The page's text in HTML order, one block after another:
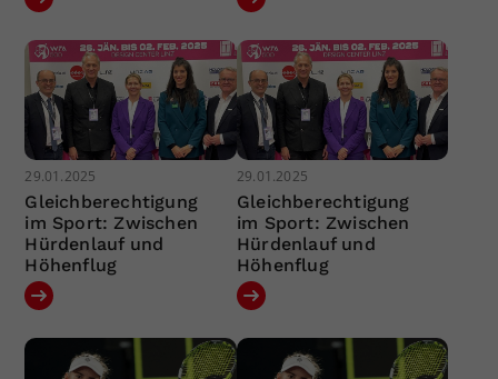
29.01.2025
Gleichberechtigung
im Sport: Zwischen
Hürdenlauf und
Höhenflug
29.01.2025
Gleichberechtigung
im Sport: Zwischen
Hürdenlauf und
Höhenflug